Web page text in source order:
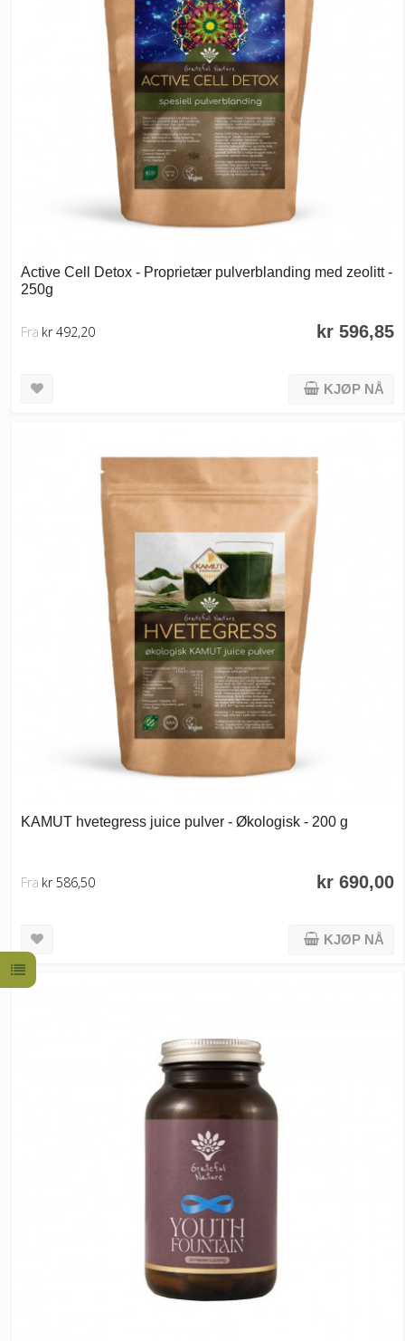
Active Cell Detox - Proprietær pulverblanding med zeolitt -
250g
kr 596,85
Fra kr 492,20
KJØP NÅ
KAMUT hvetegress juice pulver - Økologisk - 200 g
kr 690,00
Fra kr 586,50
KJØP NÅ